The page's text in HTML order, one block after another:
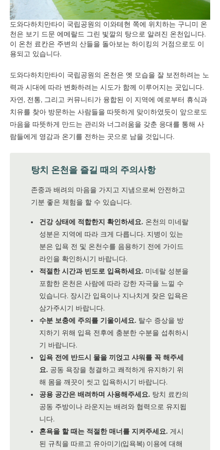
도와다하치만타이 국립공원의 이와테현 쪽에 위치하는 구니미 온
천은 보기 드문 에메랄드 그린 빛깔의 탕으로 알려진 온천입니다.
이 온천 료칸은 주변의 산들을 돌아보는 하이킹의 거점으로도 이
용되고 있습니다.
도와다하치만타이 국립공원의 온천은 옛 모습을 잘 보전하려는 노
력과 시대에 따라 변화하려는 시도가 함께 이루어지는 곳입니다.
자연, 전통, 그리고 커뮤니티가 융합된 이 지역에 예로부터 휴식과
치유를 찾아 방문하는 사람들을 따뜻하게 맞이하였듯이 앞으로도
마음을 따뜻하게 만드는 관리와 너그러움을 갖춘 응대를 통해 사
람들에게 영감과 온기를 전하는 곳으로 남을 것입니다.
탕치 온천을 즐길 때의 주의사항
존중과 배려의 마음을 가지고 지냄으로써 안전하고
기분 좋은 체험을 할 수 있습니다.
건강 상태에 적합한지 확인하세요. 온천의 미네랄
성분은 지역에 따라 크게 다릅니다. 지병이 있는
분은 입욕 전 및 온천수를 음용하기 전에 가이드
라인을 확인하시기 바랍니다.
적절한 시간과 빈도로 입욕하세요. 미네랄 성분을
포함한 온천은 사람에 따라 강한 자극을 느낄 수
있습니다. 장시간 입욕이나 지나치게 잦은 입욕은
삼가주시기 바랍니다.
수분 보충에 주의를 기울이세요. 탈수 증상을 방
지하기 위해 입욕 전후에 충분한 수분을 섭취하시
기 바랍니다.
입욕 전에 반드시 물을 끼얹고 샤워를 꼭 해주세
요. 공동 욕장을 청결하고 쾌적하게 유지하기 위
해 몸을 깨끗이 씻고 입욕하시기 바랍니다.
공용 공간은 배려하며 사용해주세요. 탕치 료칸의
공동 주방이나 라운지는 배려와 협력으로 유지됩
니다.
혼욕을 할 때는 적절한 매너를 지켜주세요. 게시
된 규칙을 따르고 유아미기(입욕복) 이용에 대해